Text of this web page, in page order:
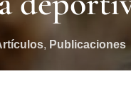
, Publicaciones